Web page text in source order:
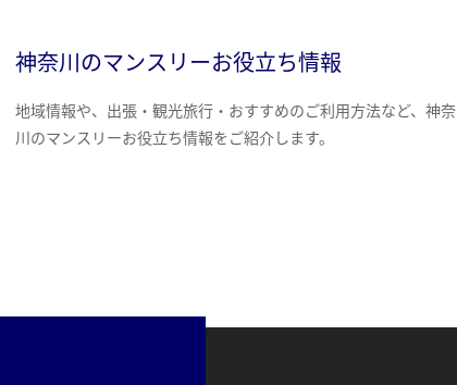
神奈川のマンスリーお役立ち情報
地域情報や、出張・観光旅行・おすすめのご利用方法など、神奈
川のマンスリーお役立ち情報をご紹介します。